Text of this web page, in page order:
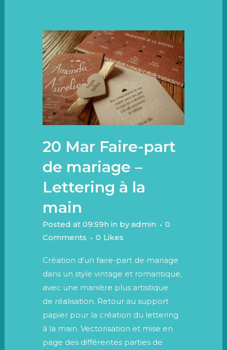
20 Mar Faire-part
de mariage –
Lettering à la
main
Posted at 09:59h in byadmin
0
Comments
0 Likes
Création d'un faire-part de mariage
dans un style vintage et romantique,
avec une manière plus artistique
de réalisation. Retour au support
papier pour la création du lettering
à la main. Vectorisation et mise en
page des différentes parties de